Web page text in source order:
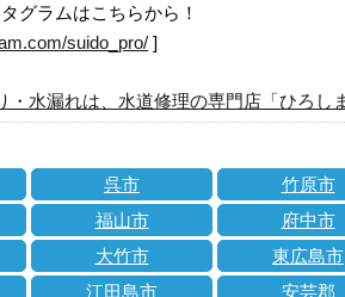
グラムはこちらから！
suido_pro/ ]
・水漏れは、水道修理の専門店「ひろし
呉市 竹原市
福山市 府中市
大竹市 東広島市
江田島市 安芸郡